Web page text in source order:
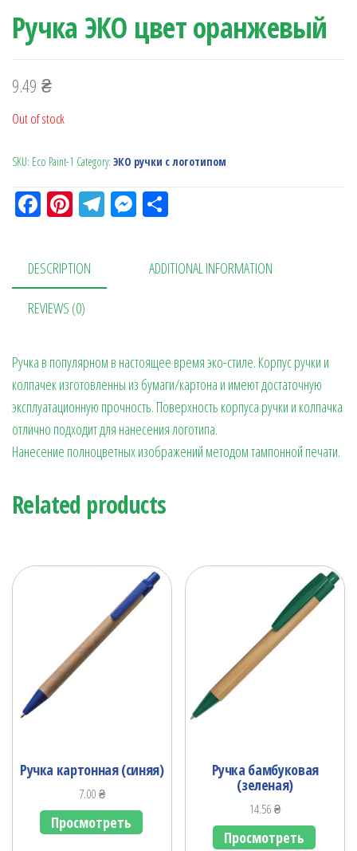
Ручка ЭКО цвет оранжевый
9.49 ₴
Out of stock
SKU: Eco Рaint-1 Category: ЭКО ручки с логотипом
Fa
bo
ok
Pi
er
es
t
Te
a
M
se
n
ра
в
DESCRIPTION ADDITIONAL INFORMATION
REVIEWS (0)
Ручка в популярном в настоящее время эко-стиле. Корпус ручки и
колпачек изготовленны из бумаги/картона и имеют достаточную
эксплуатационную прочность. Поверхность корпуса ручки и колпачка
отлично подходит для нанесения логотипа.
Нанесение полноцветных изображений методом тампонной печати.
Related products
Ручка картонная (синяя)
7.00₴
Просмотреть
Ручка бамбуковая
(зеленая)
14.56₴
Просмотреть